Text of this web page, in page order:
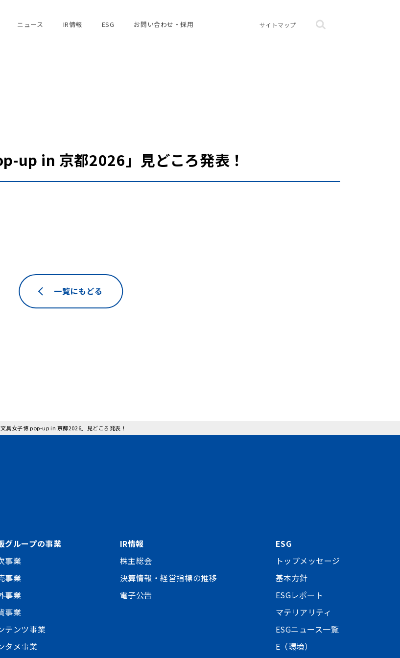
ニュース IR情報 ESG お問い合わせ・採用 サイトマップ
up in 京都2026」見どころ発表！
一覧にもどる
具女子博 pop-up in 京都2026」見どころ発表！
グループの事業
事業
事業
事業
事業
テンツ事業
タメ事業
IR情報
株主総会
決算情報・経営指標の推移
電子公告
ESG
トップメッセージ
基本方針
ESGレポート
マテリアリティ
ESGニュース一覧
E（環境）